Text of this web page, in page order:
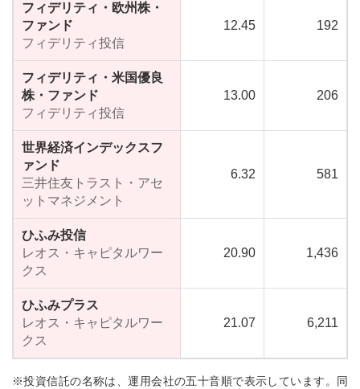
フィデリティ・欧州株・
ファンド
フィデリティ投信
12.45 192
フィデリティ・米国優良
株・ファンド
フィデリティ投信
13.00 206
世界経済インデックスフ
ァンド
三井住友トラスト・アセ
ットマネジメント
6.32 581
ひふみ投信
レオス・キャピタルワー
クス
20.90 1,436
ひふみプラス
レオス・キャピタルワー
クス
21.07 6,211
※投資信託の名称は、運用会社の五十音順で表示しています。同